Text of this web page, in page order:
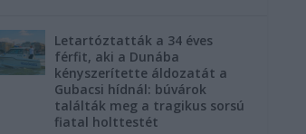
Letartóztatták a 34 éves
férfit, aki a Dunába
kényszerítette áldozatát a
Gubacsi hídnál: búvárok
találták meg a tragikus sorsú
fiatal holttestét